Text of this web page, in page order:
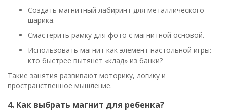
Создать магнитный лабиринт для металлического
шарика.
Смастерить рамку для фото с магнитной основой.
Использовать магнит как элемент настольной игры:
кто быстрее вытянет «клад» из банки?
Такие занятия развивают моторику, логику и
пространственное мышление.
4. Как выбрать магнит для ребенка?